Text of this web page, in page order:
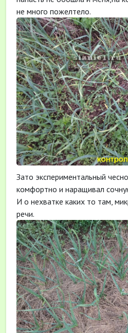
не много пожелтело.
Зато экспериментальный
комфортно и наращивал
И о нехватке каких то там,
речи.